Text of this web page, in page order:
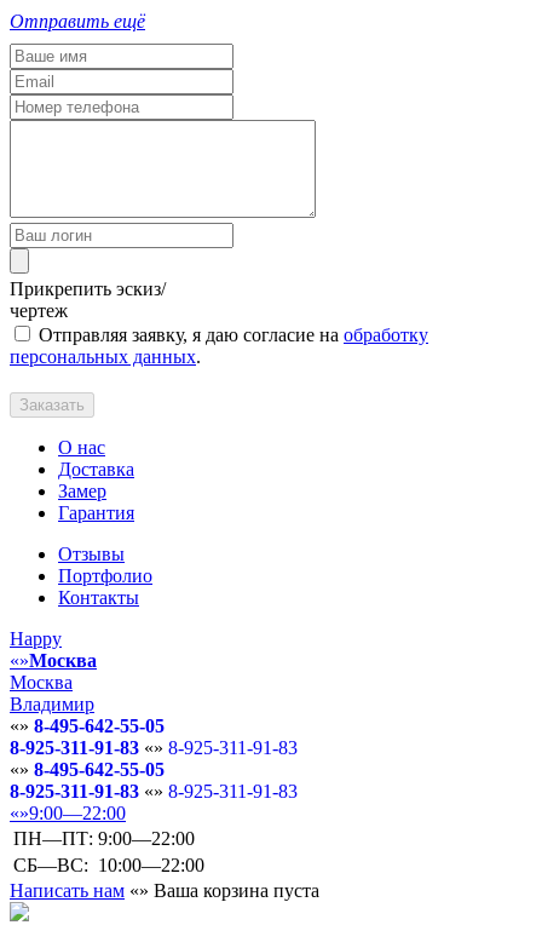
Отправить ещё
Прикрепить эскиз/
чертеж
Отправляя заявку, я даю согласие на обработку
персональных данных.
Заказать
О нас
Доставка
Замер
Гарантия
Отзывы
Портфолио
Контакты
Happy
Москва
Москва
Владимир
8-495-642-55-05
8-925-311-91-83
8-925-311-91-83
8-495-642-55-05
8-925-311-91-83
8-925-311-91-83
9:00—22:00
ПН—ПТ: 9:00—22:00
СБ—ВС: 10:00—22:00
Написать нам
Ваша корзина пуста